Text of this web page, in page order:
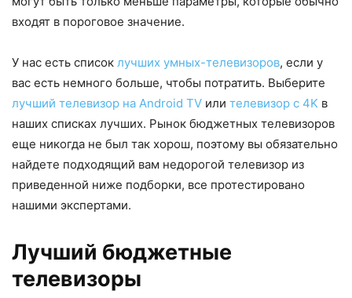
входят в пороговое значение.
У нас есть список лучших умных-телевизоров, если у
вас есть немного больше, чтобы потратить. Выберите
лучший телевизор на Android TV или телевизор с 4K в
наших списках лучших. Рынок бюджетных телевизоров
еще никогда не был так хорош, поэтому вы обязательно
найдете подходящий вам недорогой телевизор из
приведенной ниже подборки, все протестировано
нашими экспертами.
Лучший бюджетные
телевизоры